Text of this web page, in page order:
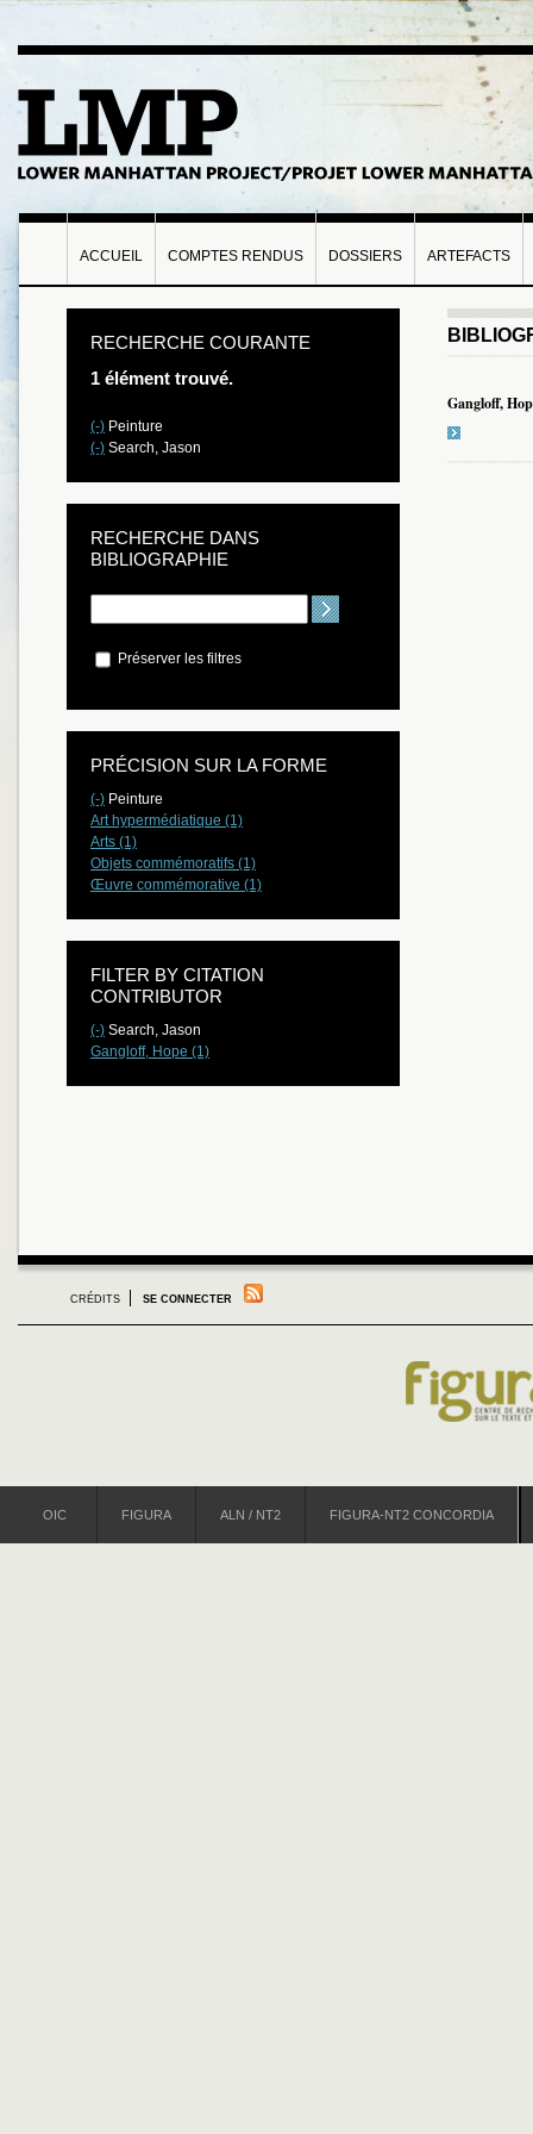
ACCUEIL COMPTES RENDUS DOSSIERS ARTEFACTS
Gangloff,
RECHERCHE COURANTE
1 élément trouvé.
(-) Peinture
(-) Search, Jason
RECHERCHE DANS
BIBLIOGRAPHIE
Préserver les filtres
PRÉCISION SUR LA FORME
(-) Peinture
Art hypermédiatique (1)
Arts (1)
Objets commémoratifs (1)
Œuvre commémorative (1)
FILTER BY CITATION
CONTRIBUTOR
(-) Search, Jason
Gangloff, Hope (1)
CRÉDITS SE CONNECTER
OIC FIGURA ALN / NT2 FIGURA-NT2 CONCORDIA